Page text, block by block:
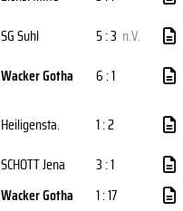
SG Suhl 5 : 3 n.V.
Wacker Gotha
6 : 1
Heiligensta.
1 : 2
SCHOTT Jena
3 : 1
Wacker Gotha
1 : 17